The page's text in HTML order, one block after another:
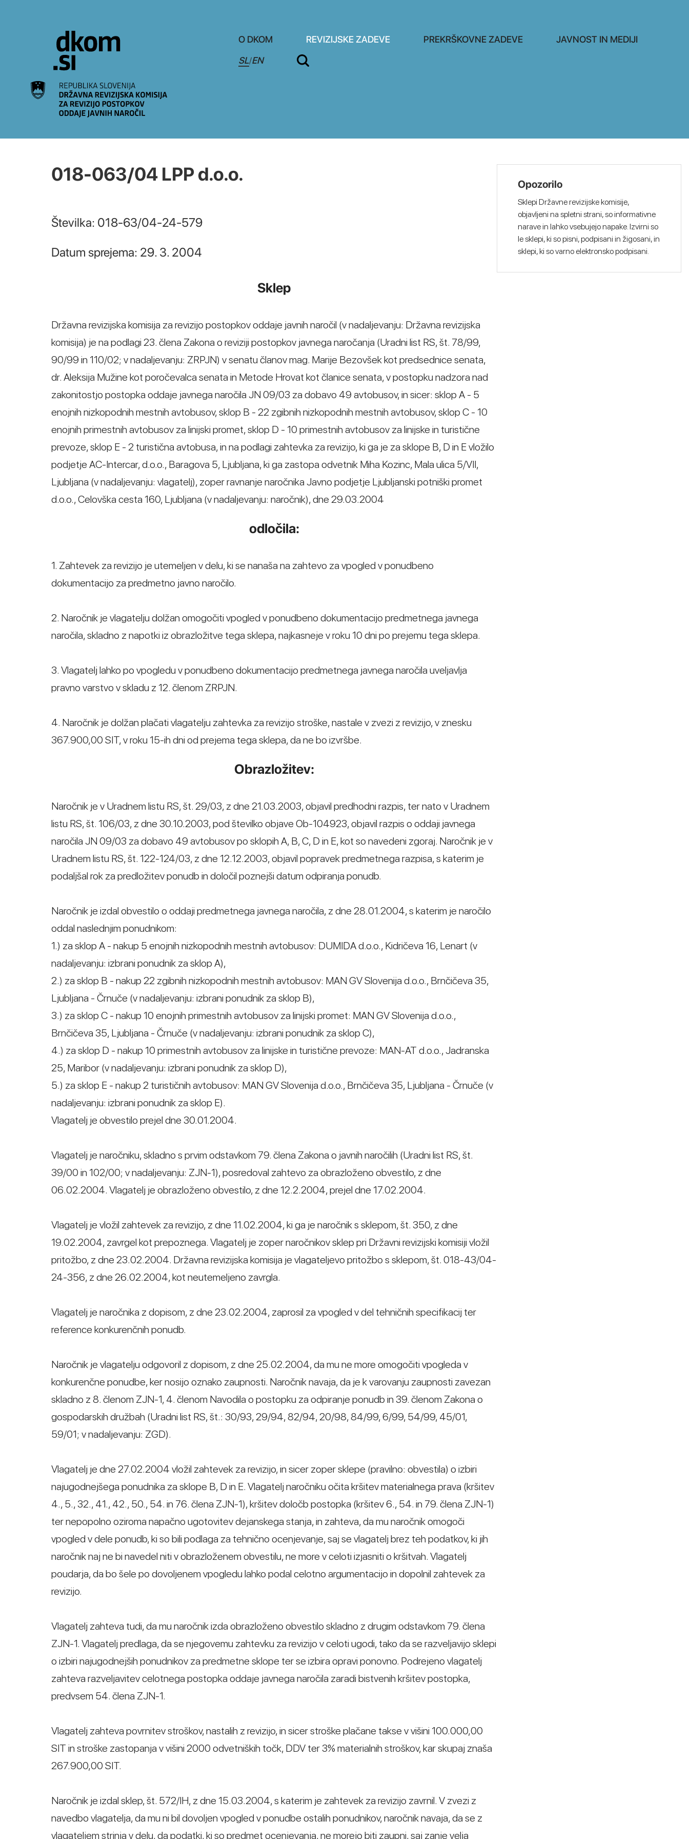
O DKOM REVIZIJSKE ZADEVE PREKRŠKOVNE ZADEVE
JAVNOST IN MEDIJI
SL/EN
018-063/04 LPP d.o.o.
Številka: 018-63/04-24-579
Datum sprejema: 29. 3. 2004
Sklep
Državna revizijska komisija za revizijo postopkov oddaje javnih naročil (v nadaljevanju: Državna revizijska
komisija) je na podlagi 23. člena Zakona o reviziji postopkov javnega naročanja (Uradni list RS, št. 78/99,
90/99 in 110/02; v nadaljevanju: ZRPJN) v senatu članov mag. Marije Bezovšek kot predsednice senata,
dr. Aleksija Mužine kot poročevalca senata in Metode Hrovat kot članice senata, v postopku nadzora nad
zakonitostjo postopka oddaje javnega naročila JN 09/03 za dobavo 49 avtobusov, in sicer: sklop A - 5
enojnih nizkopodnih mestnih avtobusov, sklop B - 22 zgibnih nizkopodnih mestnih avtobusov, sklop C - 10
enojnih primestnih avtobusov za linijski promet, sklop D - 10 primestnih avtobusov za linijske in turistične
prevoze, sklop E - 2 turistična avtobusa, in na podlagi zahtevka za revizijo, ki ga je za sklope B, D in E vložilo
podjetje AC-Intercar, d.o.o., Baragova 5, Ljubljana, ki ga zastopa odvetnik Miha Kozinc, Mala ulica 5/VII,
Ljubljana (v nadaljevanju: vlagatelj), zoper ravnanje naročnika Javno podjetje Ljubljanski potniški promet
d.o.o., Celovška cesta 160, Ljubljana (v nadaljevanju: naročnik), dne 29.03.2004
odločila:
1. Zahtevek za revizijo je utemeljen v delu, ki se nanaša na zahtevo za vpogled v ponudbeno
dokumentacijo za predmetno javno naročilo.
2. Naročnik je vlagatelju dolžan omogočiti vpogled v ponudbeno dokumentacijo predmetnega javnega
naročila, skladno z napotki iz obrazložitve tega sklepa, najkasneje v roku 10 dni po prejemu tega sklepa.
3. Vlagatelj lahko po vpogledu v ponudbeno dokumentacijo predmetnega javnega naročila uveljavlja
pravno varstvo v skladu z 12. členom ZRPJN.
4. Naročnik je dolžan plačati vlagatelju zahtevka za revizijo stroške, nastale v zvezi z revizijo, v znesku
367.900,00 SIT, v roku 15-ih dni od prejema tega sklepa, da ne bo izvršbe.
Obrazložitev:
Naročnik je v Uradnem listu RS, št. 29/03, z dne 21.03.2003, objavil predhodni razpis, ter nato v Uradnem
listu RS, št. 106/03, z dne 30.10.2003, pod številko objave Ob-104923, objavil razpis o oddaji javnega
naročila JN 09/03 za dobavo 49 avtobusov po sklopih A, B, C, D in E, kot so navedeni zgoraj. Naročnik je v
Uradnem listu RS, št. 122-124/03, z dne 12.12.2003, objavil popravek predmetnega razpisa, s katerim je
podaljšal rok za predložitev ponudb in določil poznejši datum odpiranja ponudb.
Naročnik je izdal obvestilo o oddaji predmetnega javnega naročila, z dne 28.01.2004, s katerim je naročilo
oddal naslednjim ponudnikom:
1.) za sklop A - nakup 5 enojnih nizkopodnih mestnih avtobusov: DUMIDA d.o.o., Kidričeva 16, Lenart (v
nadaljevanju: izbrani ponudnik za sklop A),
2.) za sklop B - nakup 22 zgibnih nizkopodnih mestnih avtobusov: MAN GV Slovenija d.o.o., Brnčičeva 35,
Ljubljana - Črnuče (v nadaljevanju: izbrani ponudnik za sklop B),
3.) za sklop C - nakup 10 enojnih primestnih avtobusov za linijski promet: MAN GV Slovenija d.o.o.,
Brnčičeva 35, Ljubljana - Črnuče (v nadaljevanju: izbrani ponudnik za sklop C),
4.) za sklop D - nakup 10 primestnih avtobusov za linijske in turistične prevoze: MAN-AT d.o.o., Jadranska
25, Maribor (v nadaljevanju: izbrani ponudnik za sklop D),
5.) za sklop E - nakup 2 turističnih avtobusov: MAN GV Slovenija d.o.o., Brnčičeva 35, Ljubljana - Črnuče (v
nadaljevanju: izbrani ponudnik za sklop E).
Vlagatelj je obvestilo prejel dne 30.01.2004.
Vlagatelj je naročniku, skladno s prvim odstavkom 79. člena Zakona o javnih naročilih (Uradni list RS, št.
39/00 in 102/00; v nadaljevanju: ZJN-1), posredoval zahtevo za obrazloženo obvestilo, z dne
06.02.2004. Vlagatelj je obrazloženo obvestilo, z dne 12.2.2004, prejel dne 17.02.2004.
Vlagatelj je vložil zahtevek za revizijo, z dne 11.02.2004, ki ga je naročnik s sklepom, št. 350, z dne
19.02.2004, zavrgel kot prepoznega. Vlagatelj je zoper naročnikov sklep pri Državni revizijski komisiji vložil
pritožbo, z dne 23.02.2004. Državna revizijska komisija je vlagateljevo pritožbo s sklepom, št. 018-43/04-
24-356, z dne 26.02.2004, kot neutemeljeno zavrgla.
Vlagatelj je naročnika z dopisom, z dne 23.02.2004, zaprosil za vpogled v del tehničnih specifikacij ter
reference konkurenčnih ponudb.
Naročnik je vlagatelju odgovoril z dopisom, z dne 25.02.2004, da mu ne more omogočiti vpogleda v
konkurenčne ponudbe, ker nosijo oznako zaupnosti. Naročnik navaja, da je k varovanju zaupnosti zavezan
skladno z 8. členom ZJN-1, 4. členom Navodila o postopku za odpiranje ponudb in 39. členom Zakona o
gospodarskih družbah (Uradni list RS, št.: 30/93, 29/94, 82/94, 20/98, 84/99, 6/99, 54/99, 45/01,
59/01; v nadaljevanju: ZGD).
Vlagatelj je dne 27.02.2004 vložil zahtevek za revizijo, in sicer zoper sklepe (pravilno: obvestila) o izbiri
najugodnejšega ponudnika za sklope B, D in E. Vlagatelj naročniku očita kršitev materialnega prava (kršitev
4., 5., 32., 41., 42., 50., 54. in 76. člena ZJN-1), kršitev določb postopka (kršitev 6., 54. in 79. člena ZJN-1)
ter nepopolno oziroma napačno ugotovitev dejanskega stanja, in zahteva, da mu naročnik omogoči
vpogled v dele ponudb, ki so bili podlaga za tehnično ocenjevanje, saj se vlagatelj brez teh podatkov, ki jih
naročnik naj ne bi navedel niti v obrazloženem obvestilu, ne more v celoti izjasniti o kršitvah. Vlagatelj
poudarja, da bo šele po dovoljenem vpogledu lahko podal celotno argumentacijo in dopolnil zahtevek za
revizijo.
Vlagatelj zahteva tudi, da mu naročnik izda obrazloženo obvestilo skladno z drugim odstavkom 79. člena
ZJN-1. Vlagatelj predlaga, da se njegovemu zahtevku za revizijo v celoti ugodi, tako da se razveljavijo sklepi
o izbiri najugodnejših ponudnikov za predmetne sklope ter se izbira opravi ponovno. Podrejeno vlagatelj
zahteva razveljavitev celotnega postopka oddaje javnega naročila zaradi bistvenih kršitev postopka,
predvsem 54. člena ZJN-1.
Vlagatelj zahteva povrnitev stroškov, nastalih z revizijo, in sicer stroške plačane takse v višini 100.000,00
SIT in stroške zastopanja v višini 2000 odvetniških točk, DDV ter 3% materialnih stroškov, kar skupaj znaša
267.900,00 SIT.
Naročnik je izdal sklep, št. 572/IH, z dne 15.03.2004, s katerim je zahtevek za revizijo zavrnil. V zvezi z
navedbo vlagatelja, da mu ni bil dovoljen vpogled v ponudbe ostalih ponudnikov, naročnik navaja, da se z
vlagateljem strinja v delu, da podatki, ki so predmet ocenjevanja, ne morejo biti zaupni, saj zanje velja
Opozorilo
Sklepi Državne revizijske komisije,
objavljeni na spletni strani, so informativne
narave in lahko vsebujejo napake. Izvirni so
le sklepi, ki so pisni, podpisani in žigosani, in
sklepi, ki so varno elektronsko podpisani.